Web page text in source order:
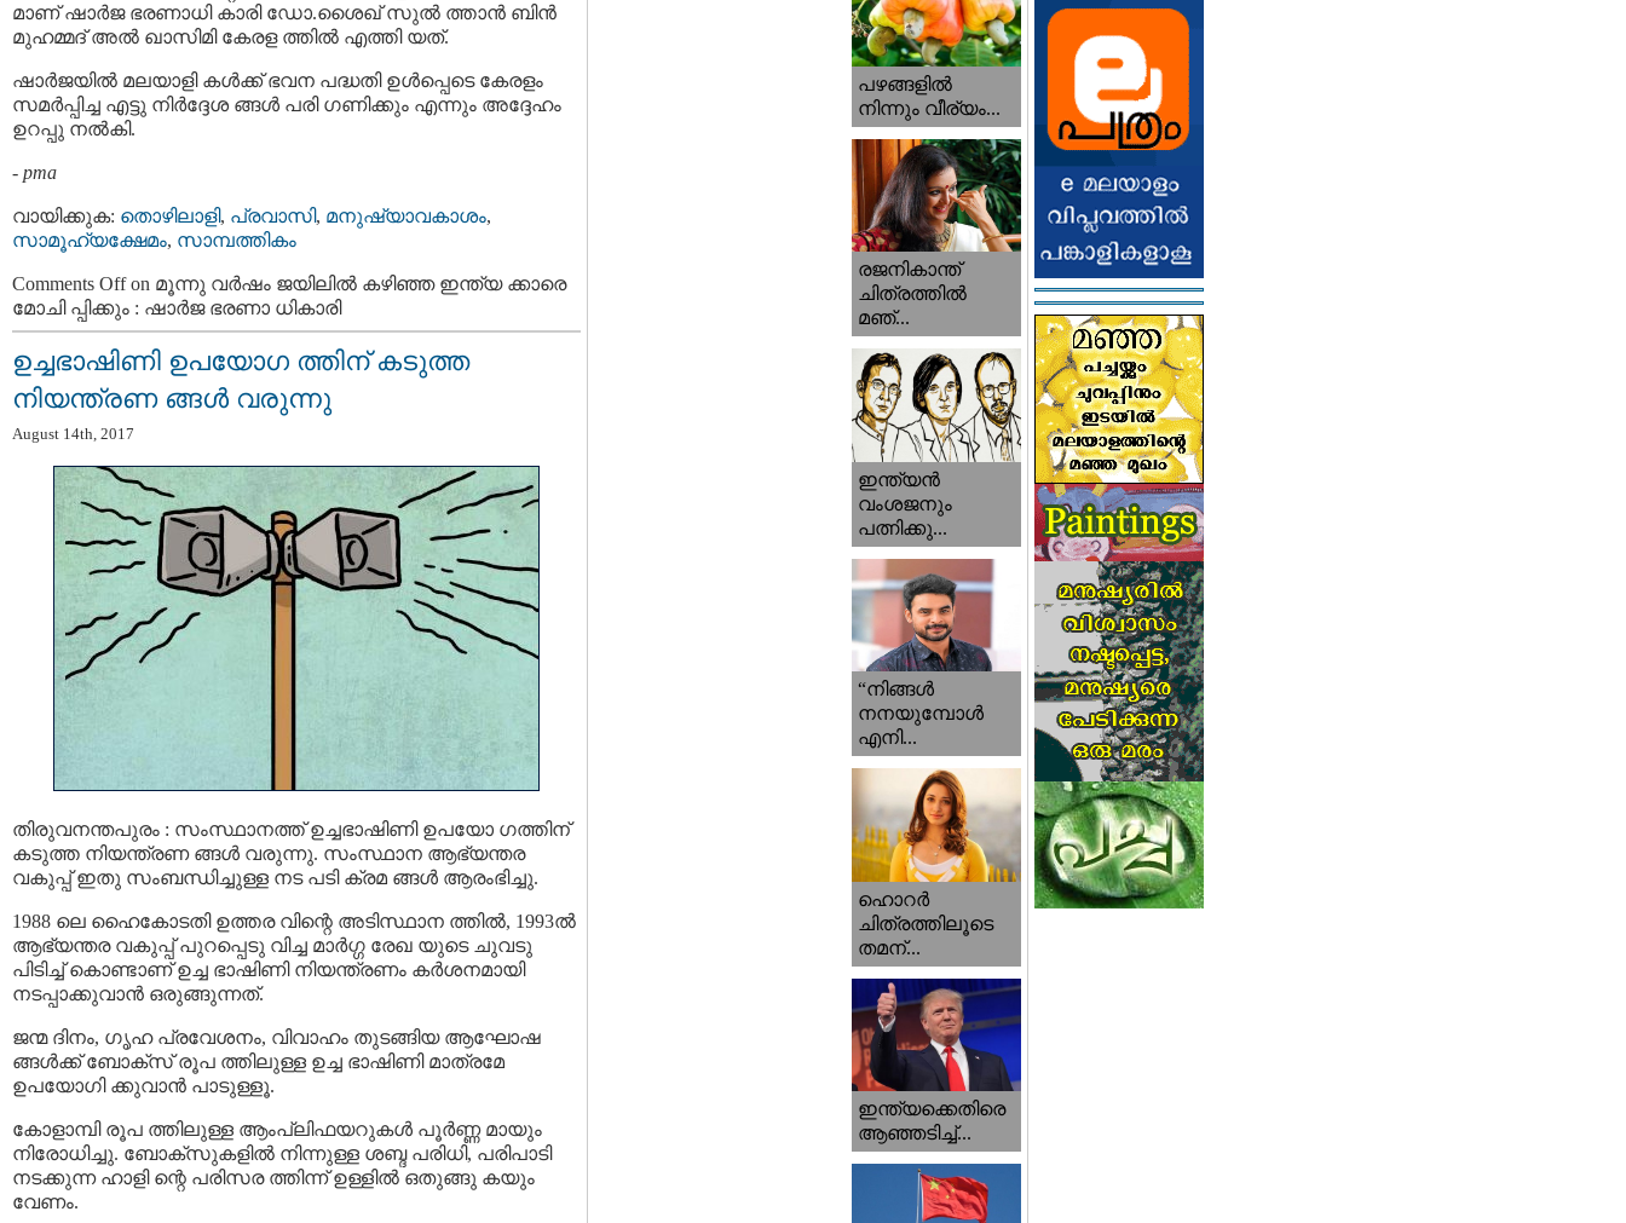
മാണ് ഷാര്‍ജ ഭരണാധി കാരി ഡോ.ശൈഖ് സുല്‍ ത്താന്‍ ബിന്‍
മുഹമ്മദ് അല്‍ ഖാസിമി കേരള ത്തില്‍ എത്തി യത്.
ഷാര്‍ജയില്‍ മലയാളി കള്‍ക്ക് ഭവന പദ്ധതി ഉള്‍പ്പെടെ കേരളം
സമര്‍പ്പിച്ച എട്ടു നിര്‍ദ്ദേശ ങ്ങള്‍ പരി ഗണിക്കും എന്നും അദ്ദേഹം
ഉറപ്പു നല്‍കി.
- pma
വായിക്കുക: തൊഴിലാളി, പ്രവാസി, മനുഷ്യാവകാശം,
സാമൂഹ്യക്ഷേമം, സാമ്പത്തികം
Comments Offon മൂന്നു വര്‍ഷം ജയിലില്‍ കഴിഞ്ഞ ഇന്ത്യ ക്കാരെ
മോചി പ്പിക്കും : ഷാര്‍ജ ഭരണാ ധികാരി
ഉച്ചഭാഷിണി ഉപയോഗ ത്തിന്​ കടുത്ത
നിയന്ത്രണ ങ്ങള്‍ വരുന്നു
August 14th, 2017
തിരുവനന്തപുരം : സംസ്ഥാനത്ത് ഉച്ചഭാഷിണി ഉപയോ ഗത്തിന്
കടുത്ത നിയന്ത്രണ ങ്ങള്‍ വരുന്നു. സംസ്ഥാന ആഭ്യന്തര
വകുപ്പ് ഇതു സംബന്ധിച്ചുള്ള നട പടി ക്രമ ങ്ങൾ ആരംഭിച്ചു.
1988 ലെ ഹൈകോടതി ഉത്തര വിന്റെ അടിസ്ഥാന ത്തിൽ, 1993ൽ
ആഭ്യന്തര വകുപ്പ് പുറപ്പെടു വിച്ച മാർഗ്ഗ രേഖ യുടെ ചുവടു
പിടിച്ച് കൊണ്ടാണ് ഉച്ച ഭാഷിണി നിയന്ത്രണം കർശനമായി
നടപ്പാക്കുവാൻ ഒരുങ്ങുന്നത്.
ജന്മ ദിനം, ഗൃഹ പ്രവേശനം, വിവാഹം തുടങ്ങിയ ആഘോഷ
ങ്ങള്‍ക്ക് ബോക്‌സ് രൂപ ത്തിലുള്ള ഉച്ച ഭാഷിണി മാത്രമേ
ഉപയോഗി ക്കുവാൻ പാടുള്ളൂ.
കോളാമ്പി രൂപ ത്തിലുള്ള ആംപ്ലിഫയറുകള്‍ പൂര്‍ണ്ണ മായും
നിരോധിച്ചു. ബോക്‌സുകളില്‍ നിന്നുള്ള ശബ്ദ പരിധി, പരിപാടി
നടക്കുന്ന ഹാളി ന്റെ പരിസര ത്തിന്ന് ഉള്ളില്‍ ഒതുങ്ങു കയും
വേണം.
പഴങ്ങളില്‍
നിന്നും വീര്യം...
രജനികാന്ത്
ചിത്രത്തിൽ
മഞ്...
ഇന്ത്യൻ
വംശജനും
പത്നിക്കു...
“നിങ്ങള്‍
നനയുമ്പോള്‍
എനി...
ഹൊറര്‍
ചിത്രത്തിലൂടെ
തമന്...
ഇന്ത്യക്കെതിരെ
ആഞ്ഞടിച്ച്...